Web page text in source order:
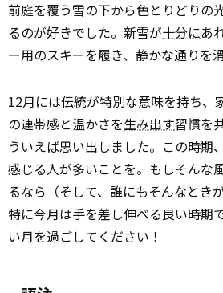
前庭を覆う雪の下から色とりどりの
るのが好きでした。新雪が十分にあ
ー用のスキーを履き、静かな通りを
12月には伝統が特別な意味を持ち、
の連帯感と温かさを生み出す習慣を
ういえば思い出しました。この時期
感じる人が多いことを。もしそんな
るなら（そして、誰にもそんなとき
特に今月は手を差し伸べる良い時期
い月を過ごしてください！